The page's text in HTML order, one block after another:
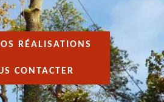
RÉALISATIONS
CONTACTER